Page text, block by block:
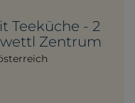
Teeküche - 2
Zentrum